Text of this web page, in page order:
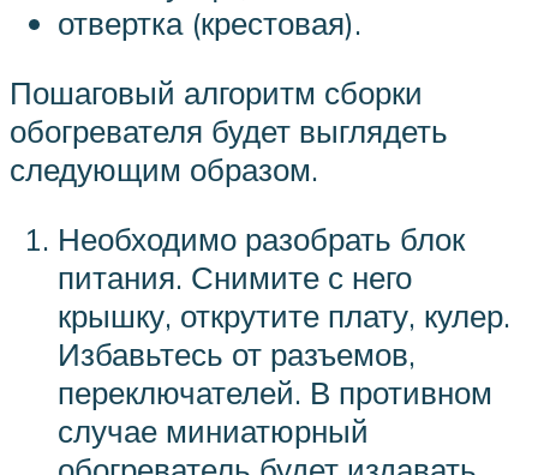
отвертка (крестовая).
Пошаговый алгоритм сборки
обогревателя будет выглядеть
следующим образом.
Необходимо разобрать блок
питания. Снимите с него
крышку, открутите плату, кулер.
Избавьтесь от разъемов,
переключателей. В противном
случае миниатюрный